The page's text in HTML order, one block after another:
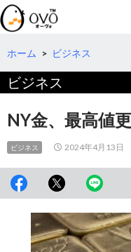
検
索
コ
テ
へ
移
動
ホーム > ビジネス
ビジネス
NY金、最高値
ビジネス 2024年4月13日